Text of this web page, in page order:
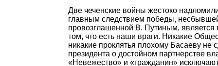
Две чеченские войны жестоко
главным следствием победы,
провозглашенной В. Путиным, является
том, что есть наши враги. Никакие
никакие проклятья плохому Басаеву не
президента о достойном партнерстве
«Невежество» и «гражданин» исключают